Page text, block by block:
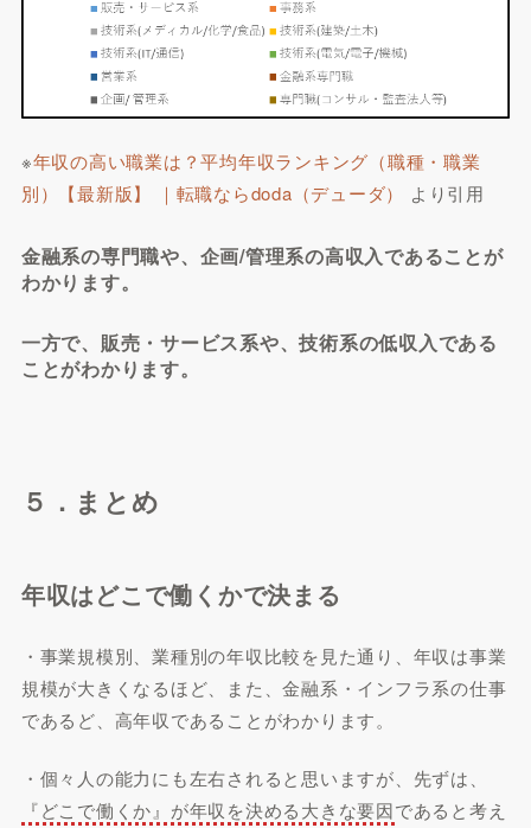
※年収の高い職業は？平均年収ランキング（職種・職業
別）【最新版】 ｜転職ならdoda（デューダ）
より引用
金融系の専門職や、企画/管理系の高収入であることが
わかります。
一方で、販売・サービス系や、技術系の低収入である
ことがわかります。
５．まとめ
年収はどこで働くかで決まる
・事業規模別、業種別の年収比較を見た通り、年収は事業
規模が大きくなるほど、また、金融系・インフラ系の仕事
であるど、高年収であることがわかります。
・個々人の能力にも左右されると思いますが、先ずは、
『どこで働くか』が年収を決める大きな要因であると考え